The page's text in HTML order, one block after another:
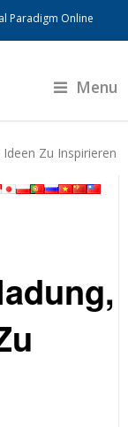
Paradigm Online
Menu
Zu Inspirieren